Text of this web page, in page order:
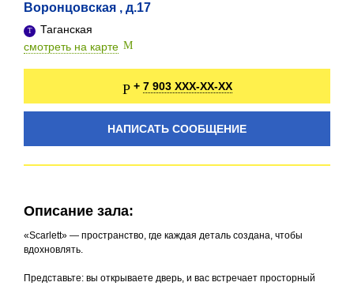
Воронцовская , д.17
Таганская
смотреть на карте
+ 7 903 XXX-XX-XX
НАПИСАТЬ СООБЩЕНИЕ
Описание зала:
«Scarlett» — пространство, где каждая деталь создана, чтобы
вдохновлять.
Представьте: вы открываете дверь, и вас встречает просторный